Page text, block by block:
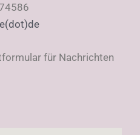
für Nachrichten